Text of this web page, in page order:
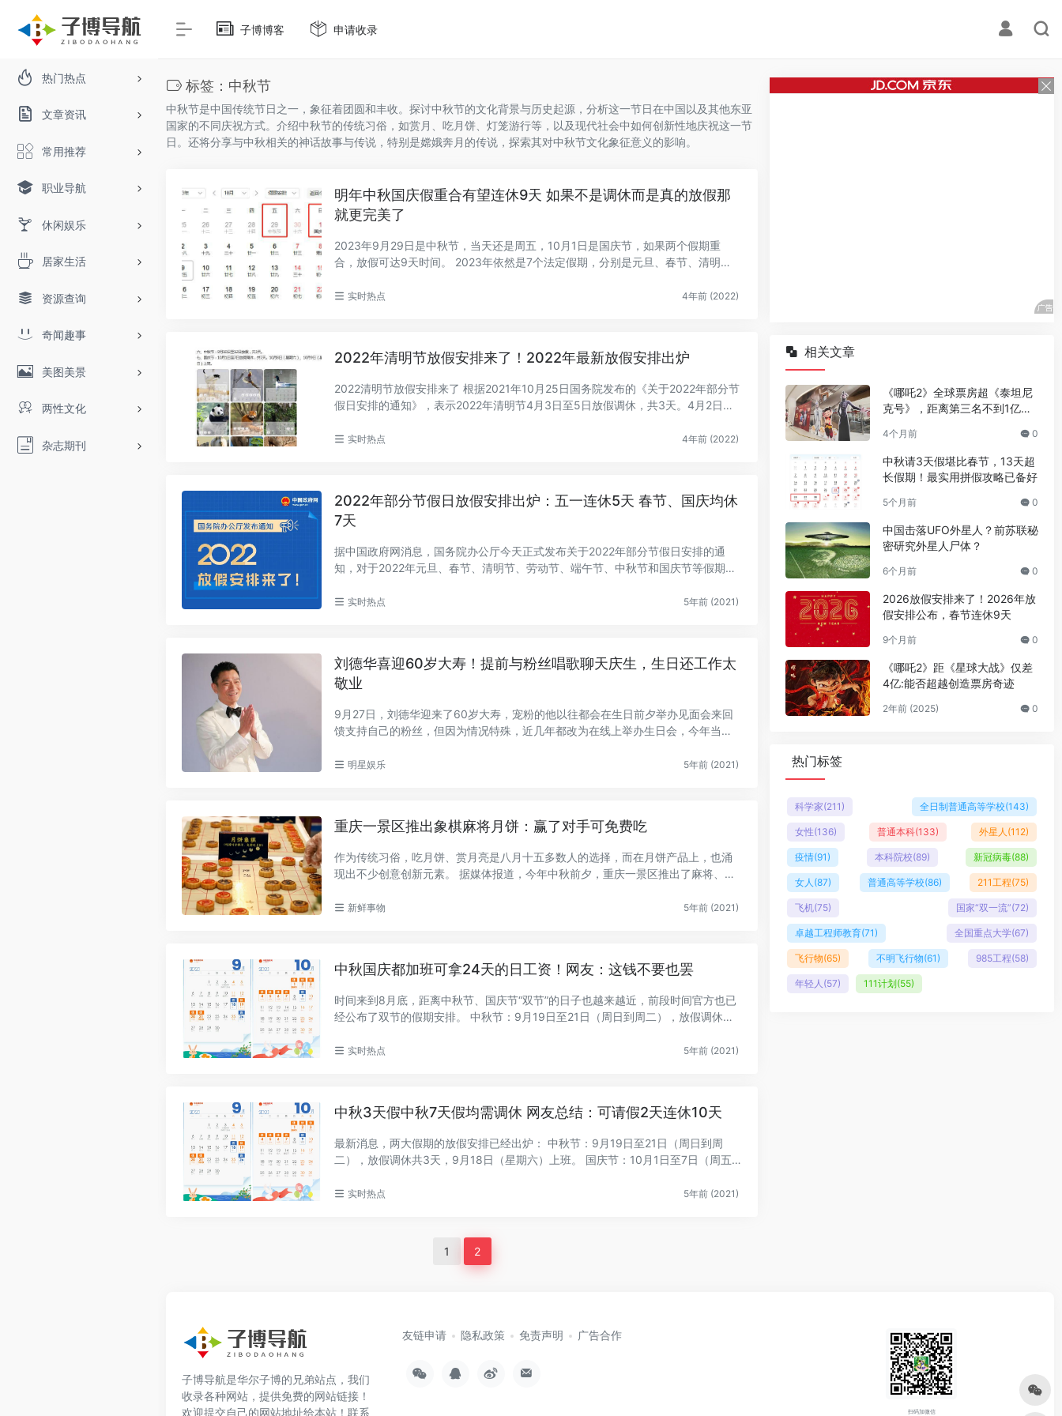
热门热点
文章资讯
常用推荐
职业导航
休闲娱乐
居家生活
资源查询
奇闻趣事
美图美景
两性文化
杂志期刊
子博博客 申请收录
标签：中秋节
中秋节是中国传统节日之一，象征着团圆和丰收。探讨中秋节的文化背景与历史起源，分析这一节日在中国以及其他东亚
国家的不同庆祝方式。介绍中秋节的传统习俗，如赏月、吃月饼、灯笼游行等，以及现代社会中如何创新性地庆祝这一节
日。还将分享与中秋相关的神话故事与传说，特别是嫦娥奔月的传说，探索其对中秋节文化象征意义的影响。
明年中秋国庆假重合有望连休9天 如果不是调休而是真的放假那
就更完美了
2023年9月29日是中秋节，当天还是周五，10月1日是国庆节，如果两个假期重
合，放假可达9天时间。 2023年依然是7个法定假期，分别是元旦、春节、清明
实时热点 4年前 (2022)
2022年清明节放假安排来了！2022年最新放假安排出炉
2022清明节放假安排来了 根据2021年10月25日国务院发布的《关于2022年部分节
假日安排的通知》，表示2022年清明节4月3日至5日放假调休，共3天。4月2日
实时热点 4年前 (2022)
2022年部分节假日放假安排出炉：五一连休5天 春节、国庆均休
7天
据中国政府网消息，国务院办公厅今天正式发布关于2022年部分节假日安排的通
知，对于2022年元旦、春节、清明节、劳动节、端午节、中秋节和国庆节等假期放
实时热点 5年前 (2021)
刘德华喜迎60岁大寿！提前与粉丝唱歌聊天庆生，生日还工作太
敬业
9月27日，刘德华迎来了60岁大寿，宠粉的他以往都会在生日前夕举办见面会来回
馈支持自己的粉丝，但因为情况特殊，近几年都改为在线上举办生日会，今年当然
明星娱乐 5年前 (2021)
重庆一景区推出象棋麻将月饼：赢了对手可免费吃
作为传统习俗，吃月饼、赏月亮是八月十五多数人的选择，而在月饼产品上，也涌
现出不少创意创新元素。 据媒体报道，今年中秋前夕，重庆一景区推出了麻将、
新鲜事物 5年前 (2021)
中秋国庆都加班可拿24天的日工资！网友：这钱不要也罢
时间来到8月底，距离中秋节、国庆节“双节”的日子也越来越近，前段时间官方也已
经公布了双节的假期安排。 中秋节：9月19日至21日（周日到周二），放假调休共
实时热点 5年前 (2021)
中秋3天假中秋7天假均需调休 网友总结：可请假2天连休10天
最新消息，两大假期的放假安排已经出炉： 中秋节：9月19日至21日（周日到周
二），放假调休共3天，9月18日（星期六）上班。 国庆节：10月1日至7日（周五
实时热点 5年前 (2021)
1 2
相关文章
《哪吒2》全球票房超《泰坦尼
克号》，距离第三名不到1亿美
4个月前 0
中秋请3天假堪比春节，13天超
长假期！最实用拼假攻略已备好
5个月前 0
中国击落UFO外星人？前苏联秘
密研究外星人尸体？
6个月前 0
2026放假安排来了！2026年放
假安排公布，春节连休9天
9个月前 0
《哪吒2》距《星球大战》仅差
4亿:能否超越创造票房奇迹
2年前 (2025) 0
热门标签
科学家(211) 全日制普通高等学校(143)
女性(136) 普通本科(133) 外星人 (112)
疫情(91) 本科院校(89) 新冠病毒(88)
女人 (87) 普通高等学校(86) 211工程(75)
飞机(75) 国家“双一流”(72)
卓越工程师教育(71) 全国重点大学(67)
飞行物(65) 不明飞行物(61) 985工程(58)
年轻人 (57) 111计划(55)
子博导航是华尔子博的兄弟站点，我们
收录各种网站，提供免费的网站链接！
欢迎提交自己的网站地址给本站！联系
友链申请 隐私政策 免责声明 广告合作
扫码加微信